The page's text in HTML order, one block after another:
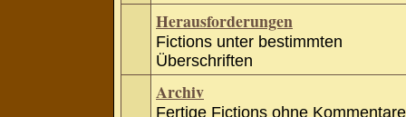
Herausforderungen
Fictions unter bestimmten
Überschriften
Archiv
Fertige Fictions ohne Kommentare